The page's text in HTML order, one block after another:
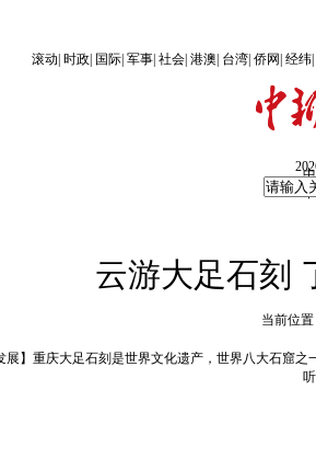
滚动 时政 国际 军事 社会 港澳 台湾 侨网 经纬
云游大足石刻
当前位置
展】重庆大足石刻是世界文化遗产，世界八大石窟